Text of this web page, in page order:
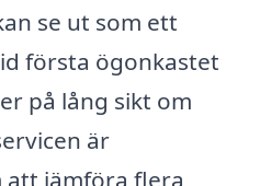
se ut som ett
första ögonkastet
på lång sikt om
är
att jämföra flera